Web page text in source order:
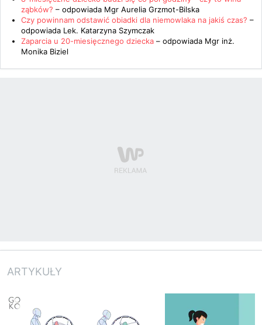
ząbków? – odpowiada Mgr Aurelia Grzmot-Bilska
Czy powinnam odstawić obiadki dla niemowlaka na jakiś czas? –
odpowiada Lek. Katarzyna Szymczak
Zaparcia u 20-miesięcznego dziecka – odpowiada Mgr inż.
Monika Biziel
ARTYKUŁY